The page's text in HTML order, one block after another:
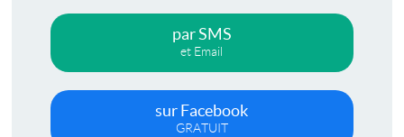
par SMS
et Email
sur Facebook
GRATUIT